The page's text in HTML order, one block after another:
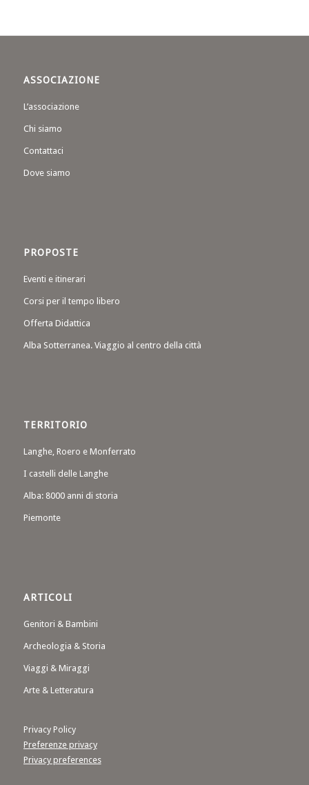
ASSOCIAZIONE
L’associazione
Chi siamo
Contattaci
Dove siamo
PROPOSTE
Eventi e itinerari
Corsi per il tempo libero
Offerta Didattica
Alba Sotterranea. Viaggio al centro della città
TERRITORIO
Langhe, Roero e Monferrato
I castelli delle Langhe
Alba: 8000 anni di storia
Piemonte
ARTICOLI
Genitori & Bambini
Archeologia & Storia
Viaggi & Miraggi
Arte & Letteratura
Privacy Policy
Preferenze privacy
Privacy preferences